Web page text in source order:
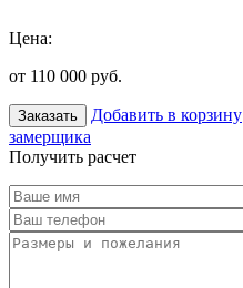
Цена:
от 110 000 руб.
Заказать Добавить в корзину
замерщика
Получить расчет